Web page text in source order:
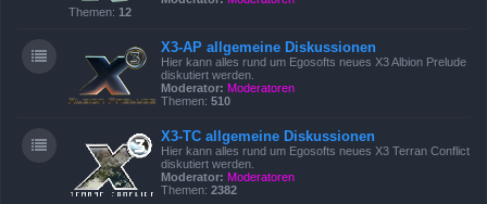
Themen: 12
X3-AP allgemeine Diskussionen
Hier kann alles rund um Egosofts neues X3 Albion Prelude
diskutiert werden.
Moderator: Moderatoren
Themen: 510
X3-TC allgemeine Diskussionen
Hier kann alles rund um Egosofts neues X3 Terran Conflict
diskutiert werden.
Moderator: Moderatoren
Themen: 2382